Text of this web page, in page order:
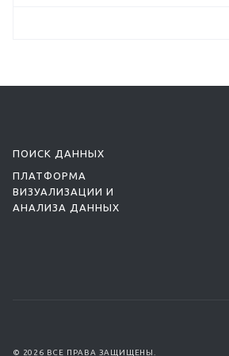
ПОИСК ДАННЫХ
ПЛАТФОРМА
ВИЗУАЛИЗАЦИИ И
АНАЛИЗА ДАННЫХ
© 2026 ВСЕ ПРАВА ЗАЩИЩЕНЫ.